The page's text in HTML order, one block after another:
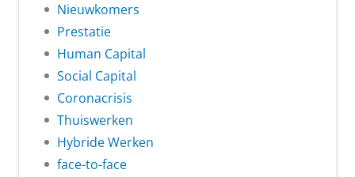
Nieuwkomers
Prestatie
Human Capital
Social Capital
Coronacrisis
Thuiswerken
Hybride Werken
face-to-face